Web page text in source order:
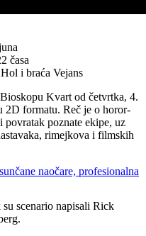
časa
i braća Vejans
Kvart od četvrtka, 4.
2D formatu. Reč je o horor-
poznate ekipe, uz
rimejkova i filmskih
scenario napisali Rick